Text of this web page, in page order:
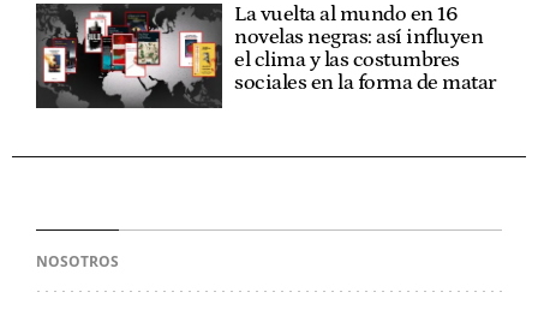
La vuelta al mundo en 16
novelas negras: así influyen
el clima y las costumbres
sociales en la forma de matar
NOSOTROS